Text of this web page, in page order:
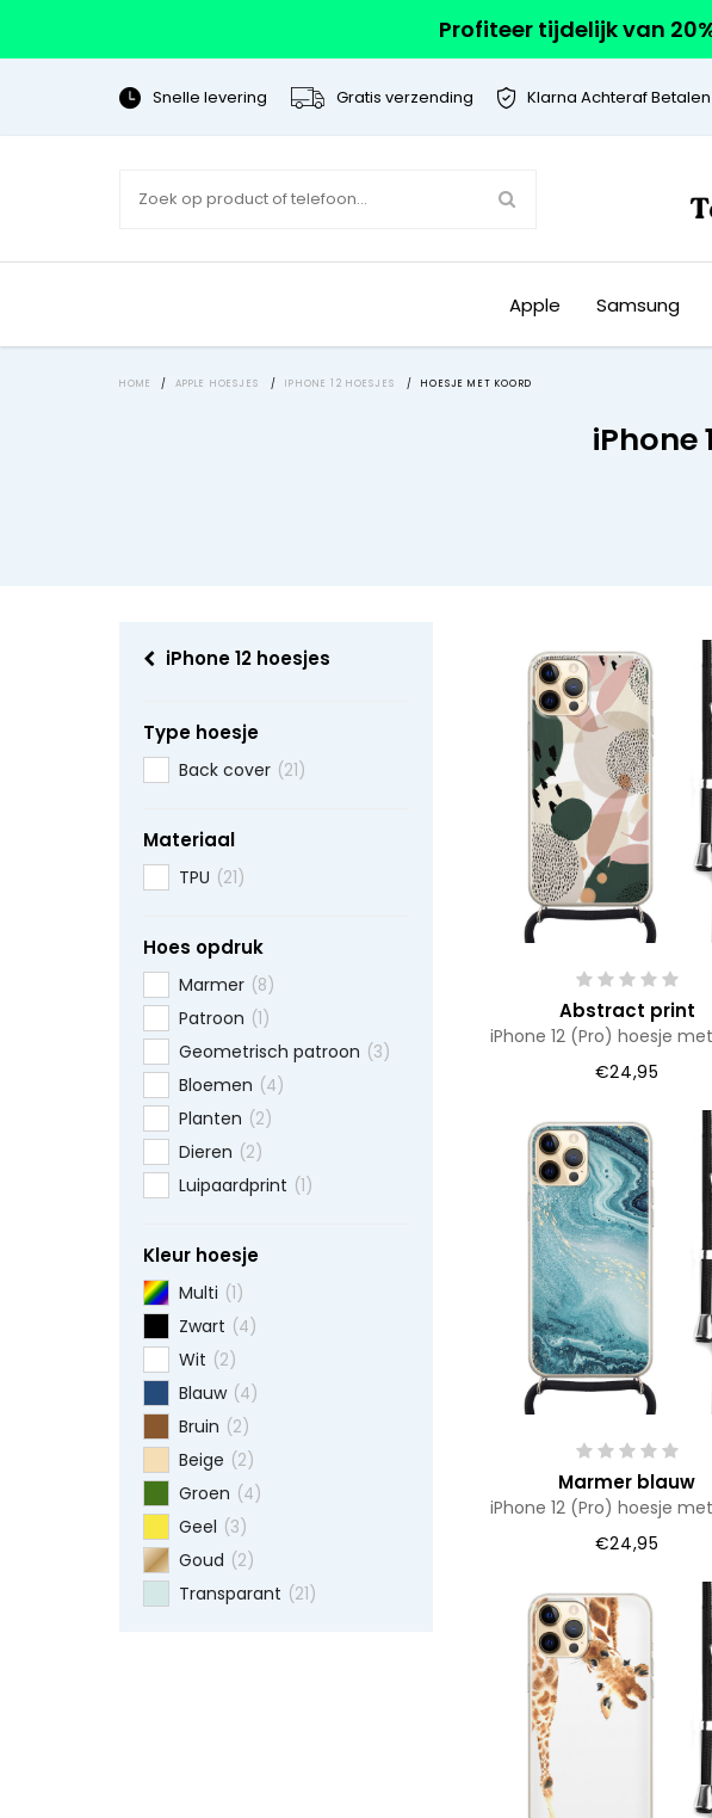
Profiteer tijdelijk van
Snelle levering Gratis verzending Klarna Achteraf
Apple Samsung
HOME / APPLE HOESJES / IPHONE 12 HOESJES / HOESJE MET KOORD
iPhone
iPhone 12 hoesjes
Type hoesje
Back cover (21)
Materiaal
TPU (21)
Hoes opdruk
Marmer (8)
Patroon (1)
Geometrisch patroon (3)
Bloemen (4)
Planten (2)
Dieren (2)
Luipaardprint (1)
Kleur hoesje
Multi (1)
Zwart (4)
Wit (2)
Blauw (4)
Bruin (2)
Beige (2)
Groen (4)
Geel (3)
Goud (2)
Transparant (21)
Abstract print
iPhone 12 (Pro) hoesje
€24,95
Marmer blauw
iPhone 12 (Pro) hoesje
€24,95